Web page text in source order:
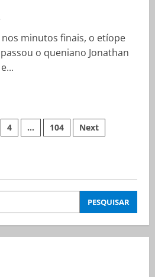
minutos finais, o etíope
o queniano Jonathan
4 … 104 Next
PESQUISAR